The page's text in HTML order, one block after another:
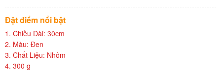
Đặt điểm nổi bật
1. Chiều Dài: 30cm
2. Màu: Đen
3. Chất Liệu: Nhôm
4. 300 g